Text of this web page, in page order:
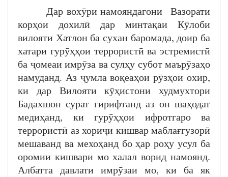
Дар вохӯри намояндагони Вазорати
корҳои дохилӣ дар минтақаи Кӯлоби
вилояти Хатлон ба сухан баромада, доир ба
хатари гурӯҳҳои террористӣ ва эстремистӣ
ба ҷомеаи имрӯза ва сулҳу субот маърӯзаҳо
намуданд. Аз ҷумла воқеаҳои рӯзҳои охир,
ки дар Вилояти кӯҳистони худмухтори
Бадахшон сурат гирифтанд аз он шаҳодат
медиҳанд, ки гурӯҳҳои ифротгаро ва
террористӣ аз хориҷи кишвар маблағгузорӣ
мешаванд ва мехоҳанд бо ҳар роҳу усул ба
оромии кишвари мо халал ворид намоянд.
Албатта давлати имрӯзаи мо, ки ба як